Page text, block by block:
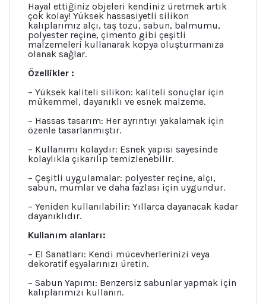
Hayal ettiğiniz objeleri kendiniz üretmek artık
çok kolay! Yüksek hassasiyetli silikon
kalıplarımız alçı, taş tozu, sabun, balmumu,
polyester reçine, çimento gibi çeşitli
malzemeleri kullanarak kopya oluşturmanıza
olanak sağlar.
Özellikler :
– Yüksek kaliteli silikon: kaliteli sonuçlar için
mükemmel, dayanıklı ve esnek malzeme.
– Hassas tasarım: Her ayrıntıyı yakalamak için
özenle tasarlanmıştır.
– Kullanımı kolaydır: Esnek yapısı sayesinde
kolaylıkla çıkarılıp temizlenebilir.
– Çeşitli uygulamalar: polyester reçine, alçı,
sabun, mumlar ve daha fazlası için uygundur.
– Yeniden kullanılabilir: Yıllarca dayanacak kadar
dayanıklıdır.
Kullanım alanları:
– El Sanatları: Kendi mücevherlerinizi veya
dekoratif eşyalarınızı üretin.
– Sabun Yapımı: Benzersiz sabunlar yapmak için
kalıplarımızı kullanın.